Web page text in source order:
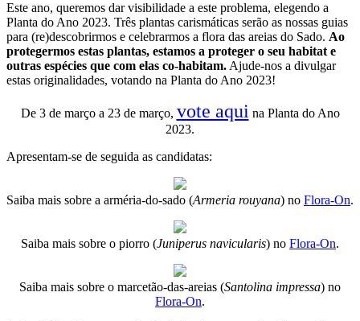
Este ano, queremos dar visibilidade a este problema, elegendo a
Planta do Ano 2023. Três plantas carismáticas serão as nossas guias
para (re)descobrirmos e celebrarmos a flora das areias do Sado. Ao
protegermos estas plantas, estamos a proteger o seu habitat e
outras espécies que com elas co-habitam.Ajude-nos a divulgar
estas originalidades, votando na Planta do Ano 2023!
De 3 de março a 23 de março, vote aquina Planta do Ano
2023.
Apresentam-se de seguida as candidatas:
Saiba mais sobre a arméria-do-sado (Armeria rouyana) no Flora-On.
Saiba mais sobre o piorro (Juniperus navicularis) no Flora-On.
Saiba mais sobre o marcetão-das-areias (Santolina impressa) no
Flora-On.